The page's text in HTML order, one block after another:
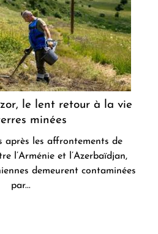
le lent retour à la vie
minées
après les affrontements de
l’Arménie et l’Azerbaïdjan,
demeurent contaminées
par...